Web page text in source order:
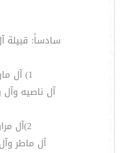
سادساً:
1) آل مارق بن سالم:
آل ناصيه
2)آل مران بن سالم :
آل ماطر